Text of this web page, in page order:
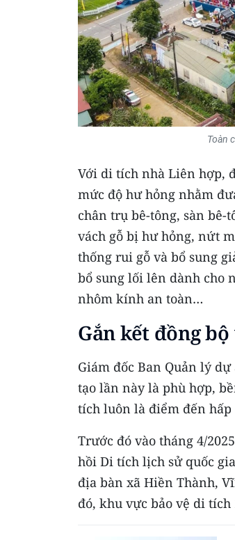
Toàn
Với di tích nhà Liên hợp,
mức độ hư hỏng nhằm
chân trụ bê-tông, sàn bê-
vách gỗ bị hư hỏng, nứt
thống rui gỗ và bổ sung
bổ sung lối lên dành cho
nhôm kính an toàn…
Gắn kết đồng
Giám đốc Ban Quản lý
tạo lần này là phù hợp,
tích luôn là điểm đến
Trước đó vào tháng 4/
hồi Di tích lịch sử quốc
địa bàn xã Hiền Thành,
đó, khu vực bảo vệ di